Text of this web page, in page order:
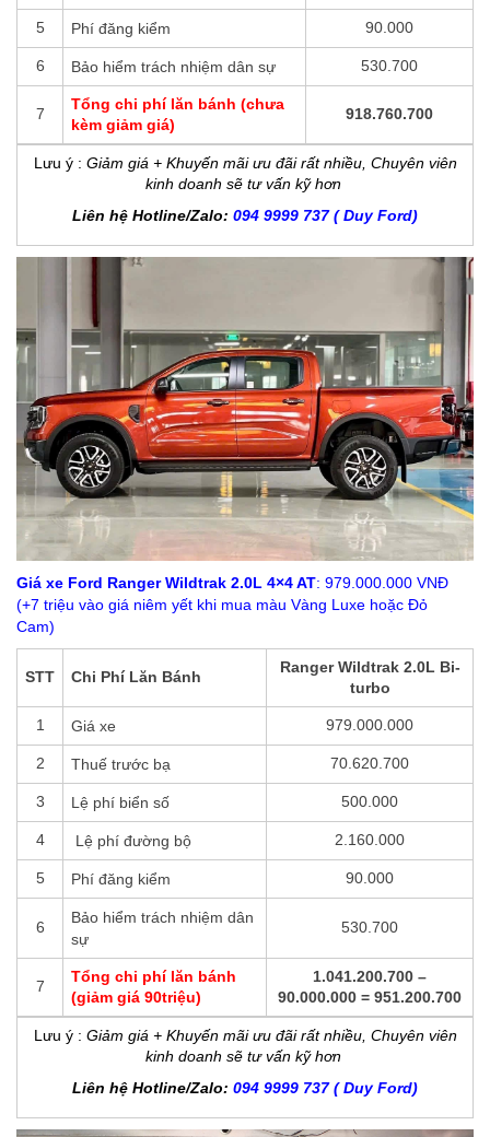
5 Phí đăng kiểm 90.000
6 Bảo hiểm trách nhiệm dân sự 530.700
7
Tổng chi phí lăn bánh (chưa
kèm giảm giá)
918.760.700
Lưu ý: Giảm giá + Khuyến mãi ưu đãi rất nhiều, Chuyên viên
kinh doanh sẽ tư vấn kỹ hơn
Liên hệ Hotline/Zalo: 094 9999 737 ( Duy Ford)
Giá xe Ford Ranger Wildtrak 2.0L 4×4 AT: 979.000.000 VNĐ
(+7 triệu vào giá niêm yết khi mua màu Vàng Luxe hoặc Đỏ
Cam)
STT Chi Phí Lăn Bánh
Ranger Wildtrak 2.0L Bi-
turbo
1 Giá xe 979.000.000
2 Thuế trước bạ 70.620.700
3 Lệ phí biển số 500.000
4 Lệ phí đường bộ 2.160.000
5 Phí đăng kiểm 90.000
6
Bảo hiểm trách nhiệm dân
sự
530.700
7
Tổng chi phí lăn bánh
(giảm giá 90triệu)
1.041.200.700 –
90.000.000 = 951.200.700
Lưu ý: Giảm giá + Khuyến mãi ưu đãi rất nhiều, Chuyên viên
kinh doanh sẽ tư vấn kỹ hơn
Liên hệ Hotline/Zalo: 094 9999 737 ( Duy Ford)